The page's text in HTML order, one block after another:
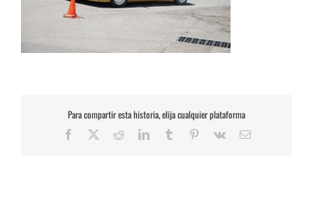
Para compartir esta historia, elija cualquier plataforma
Facebook RedditLinkedInTumblr Pinterest
Vk
Correo